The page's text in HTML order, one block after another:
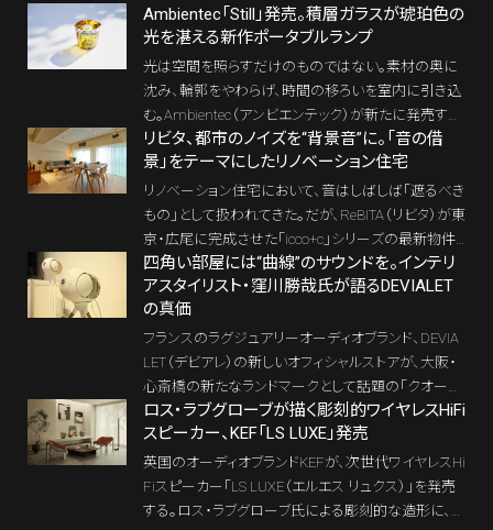
ている。
ティングが2026年1月30日より受注を開始する「MO
ON LINER」は、360°全面発光と3Dフレキシブル構造
を両立した新世代LEDモジュール。曲げる方向を意識
することなく、光そのものを空間に描く——そんな照
明表現を現実のものとする。
Ambientec「Still」発売。積層ガラスが琥珀色の
光を湛える新作ポータブルランプ
光は空間を照らすだけのものではない。素材の奥に
沈み、輪郭をやわらげ、時間の移ろいを室内に引き込
む。Ambientec（アンビエンテック）が新たに発売する
ポータブルランプ「Still（スティル）」は、そうした光の
あり方を、クリスタルガラスという素材から再考した
プロダクトだ。2025年4月のミラノサローネ／エウロ
ルーチェ 2025で発表された新作「Still」は、2026年5
月21日（木）より、直営店舗「Ambientec Gallery Toky
o」と公式オンラインストアにて順次発売される。Amb
ientecのロングセラーモデル「Xtal（クリスタル）」の美
学と構造を継承しながら、積層ガラスによる新たな光
の表情をまとった一灯である。
リビタ、都市のノイズを“背景音”に。「音の借
景」をテーマにしたリノベーション住宅
リノベーション住宅において、音はしばしば「遮るべき
もの」として扱われてきた。だが、ReBITA（リビタ）が東
京・広尾に完成させた「icco+c」シリーズの最新物件
は、都市のノイズを単に排除するのではなく、室内の
響きと調和させることで“背景音”として取り込むこと
を試みている。テーマは「音の借景」。神山聴景事務
所による聴景デザインと、listudeの無指向性スピーカ
ーが導入された住まいを、実際に内覧した。
四角い部屋には“曲線”のサウンドを。インテリ
アスタイリスト・窪川勝哉氏が語るDEVIALET
の真価
フランスのラグジュアリーオーディオブランド、DEVIA
LET（デビアレ）の新しいオフィシャルストアが、大阪・
心斎橋の新たなランドマークとして話題の「クオーツ
心斎橋」にオープンした。本記事では、開業記念イベ
ントで語られたスタイリスト・窪川勝哉氏の言葉を軸
に、「インテリア目線で選ぶDEVIALETの真価」を紐解
いていきたい。
ロス・ラブグローブが描く彫刻的ワイヤレスHiFi
スピーカー、KEF「LS LUXE」発売
英国のオーディオブランドKEFが、次世代ワイヤレスHi
Fiスピーカー「LS LUXE（エルエス リュクス）」を発売
する。ロス・ラブグローブ氏による彫刻的な造形に、M